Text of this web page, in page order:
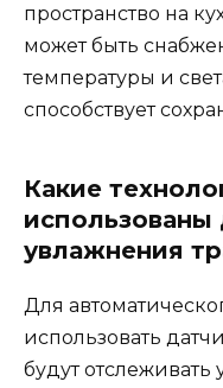
пространство на
может быть
температуры и
способствует
Какие
использованы
увлажнения
Для
использовать
будут отслеживать